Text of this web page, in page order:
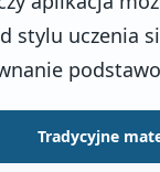
stylu uczenia
Tradycyjne